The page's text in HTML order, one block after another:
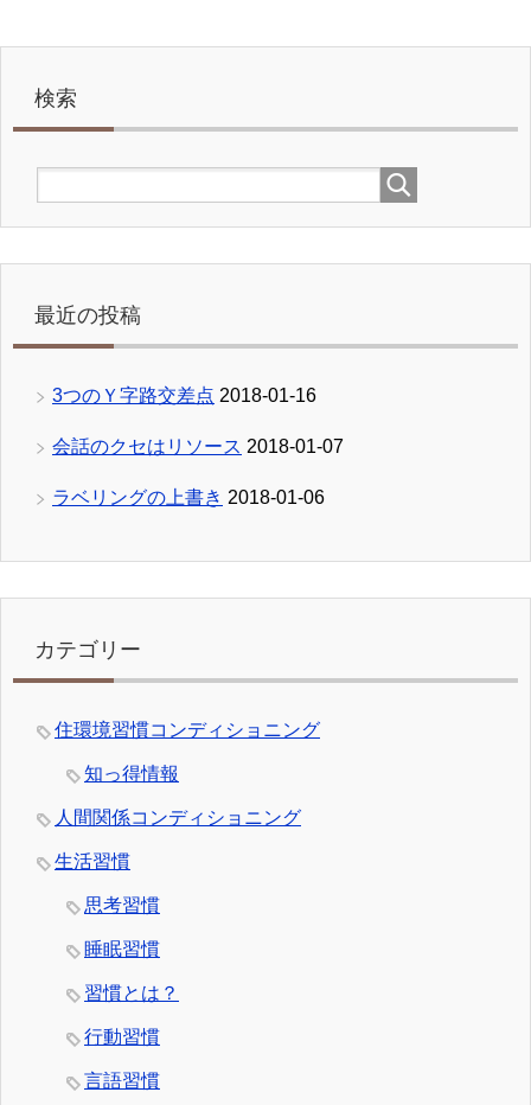
検索
最近の投稿
3つのＹ字路交差点 2018-01-16
会話のクセはリソース 2018-01-07
ラベリングの上書き 2018-01-06
カテゴリー
住環境習慣コンディショニング
知っ得情報
人間関係コンディショニング
生活習慣
思考習慣
睡眠習慣
習慣とは？
行動習慣
言語習慣